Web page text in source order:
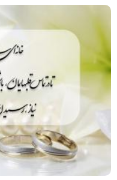
کرد. گزینه­هایی همچون
دعوت عروسی می­تواند